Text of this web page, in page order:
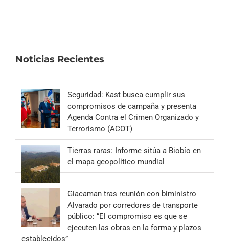
Noticias Recientes
Seguridad: Kast busca cumplir sus
compromisos de campaña y presenta
Agenda Contra el Crimen Organizado y
Terrorismo (ACOT)
Tierras raras: Informe sitúa a Biobío en
el mapa geopolítico mundial
Giacaman tras reunión con biministro
Alvarado por corredores de transporte
público: “El compromiso es que se
ejecuten las obras en la forma y plazos
establecidos”